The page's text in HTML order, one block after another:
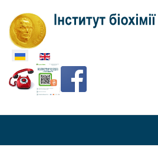
Оберіть свою мову